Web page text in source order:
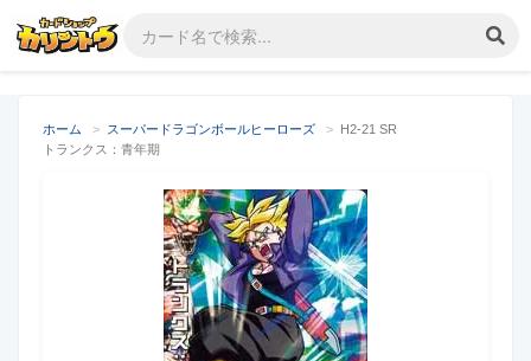
ホーム > スーパードラゴンボールヒーローズ > H2-21 SR
トランクス：青年期